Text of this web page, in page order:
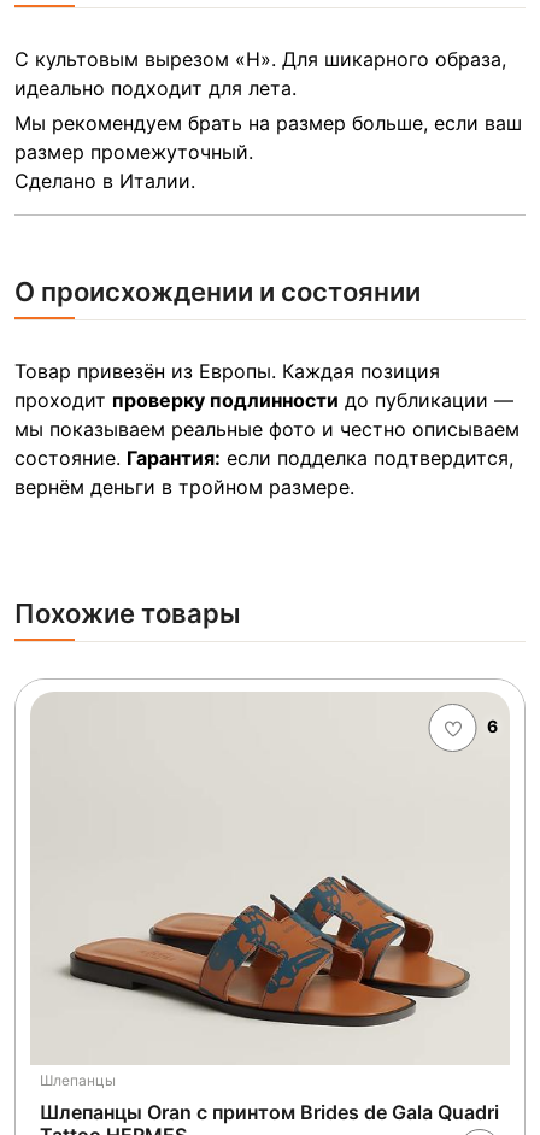
С культовым вырезом «H». Для шикарного образа,
идеально подходит для лета.
Мы рекомендуем брать на размер больше, если ваш
размер промежуточный.
Сделано в Италии.
О происхождении и состоянии
Товар привезён из Европы. Каждая позиция
проходит проверку подлинности до публикации —
мы показываем реальные фото и честно описываем
состояние. Гарантия: если подделка подтвердится,
вернём деньги в тройном размере.
Похожие товары
6
Шлепанцы
Шлепанцы Oran с принтом Brides de Gala Quadri